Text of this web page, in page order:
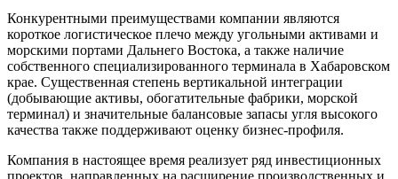
Конкурентными преимуществами компании являются
короткое логистическое плечо между угольными активами и
морскими портами Дальнего Востока, а также наличие
собственного специализированного терминала в Хабаровском
крае. Существенная степень вертикальной интеграции
(добывающие активы, обогатительные фабрики, морской
терминал) и значительные балансовые запасы угля высокого
качества также поддерживают оценку бизнес-профиля.
Компания в настоящее время реализует ряд инвестиционных
проектов, направленных на расширение производственных и